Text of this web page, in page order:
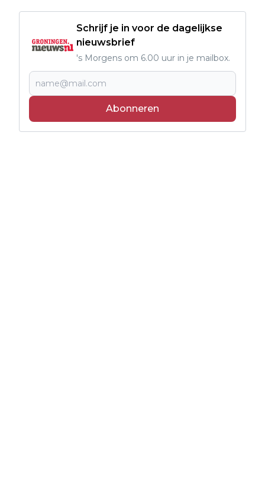
Schrijf je in voor de dagelijkse
nieuwsbrief
's Morgens om 6.00 uur in je mailbox.
Abonneren